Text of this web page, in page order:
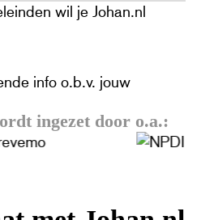
wil je Johan.nl
info o.b.v. jouw
ingezet door o.a.: